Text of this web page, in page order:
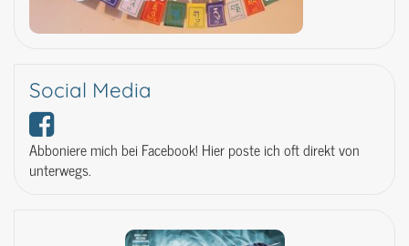
Social Media
Abboniere mich bei Facebook! Hier poste ich oft direkt von
unterwegs.